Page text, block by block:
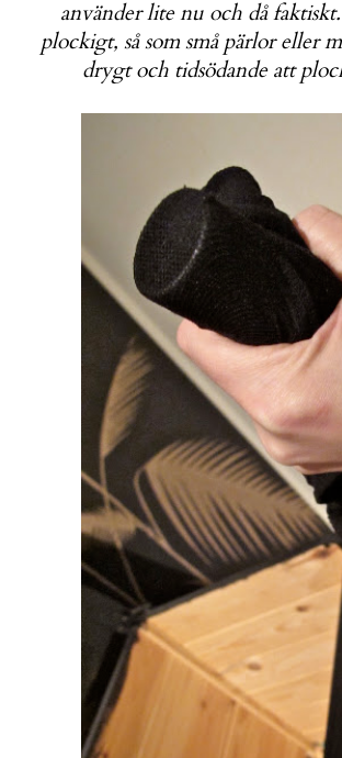
använder lite nu och då
plockigt, så som små pärlor eller
drygt och tidsödande att